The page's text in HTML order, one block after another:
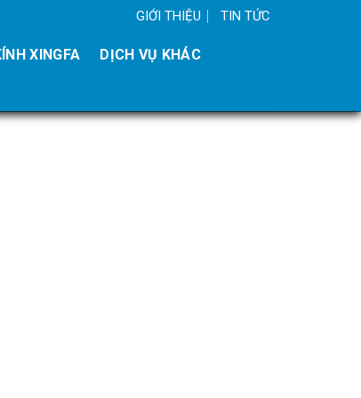
GIỚI THIỆU TIN TỨC
XINGFA
DỊCH VỤ KHÁC